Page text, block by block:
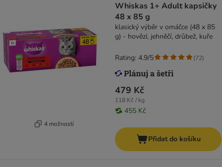
4 možností
Whiskas 1+ Adult kapsičky
48 x 85 g
klasický výběr v omáčce (48 x 85
g) - hovězí, jehněčí, drůbež, kuře
479 Kč
118 Kč / kg
455 Kč
Rating: 4.9/5 (72)
Přidat do košíku